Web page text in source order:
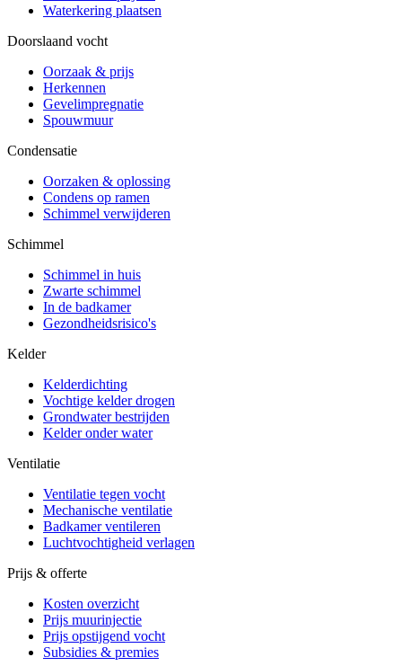
Waterkering plaatsen
Doorslaand vocht
Oorzaak & prijs
Herkennen
Gevelimpregnatie
Spouwmuur
Condensatie
Oorzaken & oplossing
Condens op ramen
Schimmel verwijderen
Schimmel
Schimmel in huis
Zwarte schimmel
In de badkamer
Gezondheidsrisico's
Kelder
Kelderdichting
Vochtige kelder drogen
Grondwater bestrijden
Kelder onder water
Ventilatie
Ventilatie tegen vocht
Mechanische ventilatie
Badkamer ventileren
Luchtvochtigheid verlagen
Prijs & offerte
Kosten overzicht
Prijs muurinjectie
Prijs opstijgend vocht
Subsidies & premies